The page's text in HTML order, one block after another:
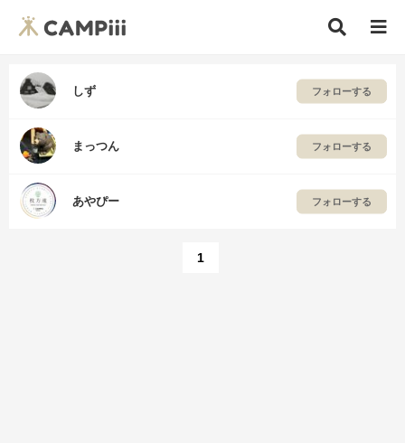
しず フォローする
まっつん フォローする
あやぴー フォローする
1